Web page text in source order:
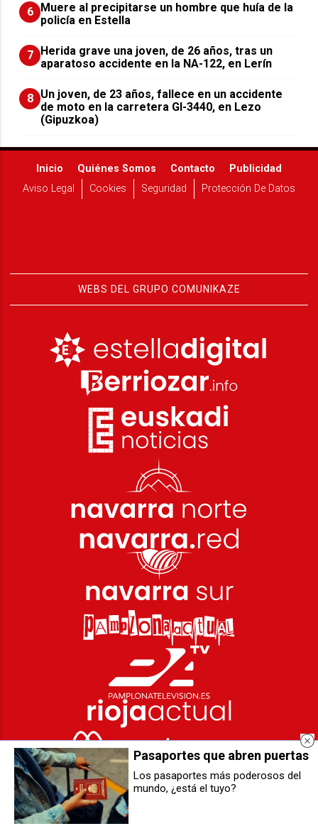
6
Muere al precipitarse un hombre que huía de la
policía en Estella
7
Herida grave una joven, de 26 años, tras un
aparatoso accidente en la NA-122, en Lerín
8 Un joven, de 23 años, fallece en un accidente
de moto en la carretera GI-3440, en Lezo
(Gipuzkoa)
Inicio Quiénes Somos Contacto
Publicidad
Aviso Legal
Cookies Seguridad Protección De Datos
WEBS DEL GRUPO COMUNIKAZE
Diecisiete municipios de la
comarca firman un protocolo para
coordinar los servicios del área
metropolitana
Berriozar acoge este sábado una
Pasaportes que abren puertas
Los pasaportes más poderosos del
mundo, ¿está el tuyo?